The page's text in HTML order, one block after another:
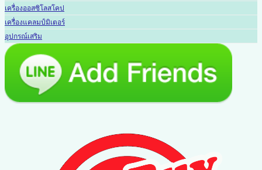
เครื่องออสซิโลสโคป
เครื่องแคลมป์มิเตอร์
อุปกรณ์เสริม